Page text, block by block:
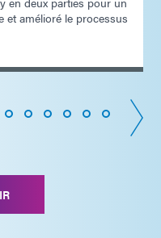
et amélioré le processus